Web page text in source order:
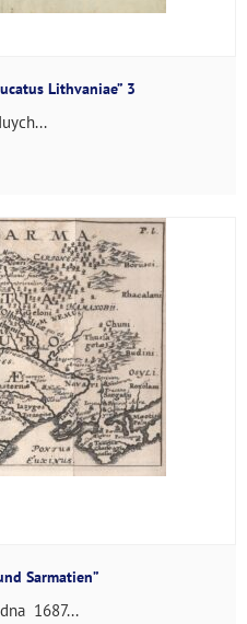
Lithvaniae” 3
Sarmatien”
1687...